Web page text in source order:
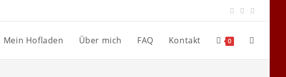
Mein Hofladen Über mich FAQ Kontakt 0 Website-